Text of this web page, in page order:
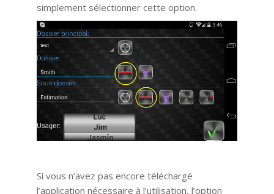
simplement sélectionner cette option.
Si vous n’avez pas encore téléchargé
l’application nécessaire à l’utilisation, l’option